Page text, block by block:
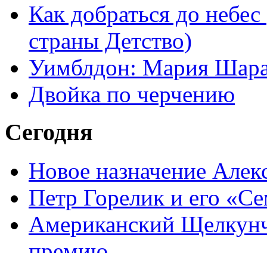
Как добраться до
страны Детство)
Уимблдон: Мария
Двойка по черчению
Сегодня
Новое назначение
Петр Горелик и его
Американский